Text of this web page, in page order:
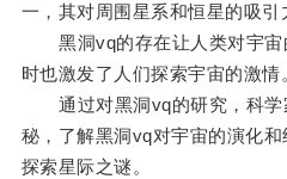
一，其对周围星系和恒星的吸引
黑洞vq的存在让人类对宇宙
时也激发了人们探索宇宙的激情
通过对黑洞vq的研究，科学
秘，了解黑洞vq对宇宙的演化
探索星际之谜。